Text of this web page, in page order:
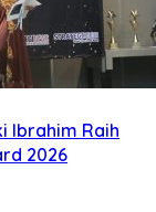
Ibrahim Raih
2026